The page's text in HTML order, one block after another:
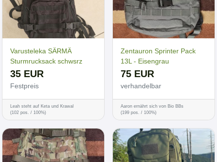
Varusteleka SÄRMÄ
Sturmrucksack schwsrz
35 EUR
Festpreis
Leah steht auf Keta und Krawal
(102 pos. / 100%)
Zentauron Sprinter Pack
13L - Eisengrau
75 EUR
verhandelbar
Aaron ernährt sich von Bio BBs
(199 pos. / 100%)